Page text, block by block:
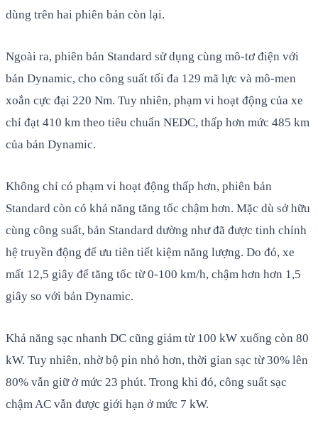
dùng trên hai phiên bản còn lại.
Ngoài ra, phiên bản Standard sử dụng cùng mô-tơ điện với
bản Dynamic, cho công suất tối đa 129 mã lực và mô-men
xoắn cực đại 220 Nm. Tuy nhiên, phạm vi hoạt động của xe
chỉ đạt 410 km theo tiêu chuẩn NEDC, thấp hơn mức 485 km
của bản Dynamic.
Không chỉ có phạm vi hoạt động thấp hơn, phiên bản
Standard còn có khả năng tăng tốc chậm hơn. Mặc dù sở hữu
cùng công suất, bản Standard dường như đã được tinh chỉnh
hệ truyền động để ưu tiên tiết kiệm năng lượng. Do đó, xe
mất 12,5 giây để tăng tốc từ 0-100 km/h, chậm hơn hơn 1,5
giây so với bản Dynamic.
Khả năng sạc nhanh DC cũng giảm từ 100 kW xuống còn 80
kW. Tuy nhiên, nhờ bộ pin nhỏ hơn, thời gian sạc từ 30% lên
80% vẫn giữ ở mức 23 phút. Trong khi đó, công suất sạc
chậm AC vẫn được giới hạn ở mức 7 kW.